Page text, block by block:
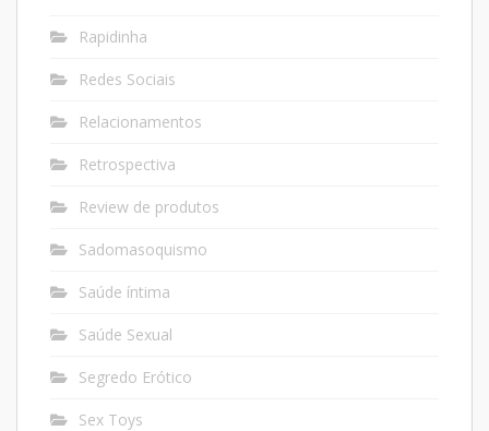
Rapidinha
Redes Sociais
Relacionamentos
Retrospectiva
Review de produtos
Sadomasoquismo
Saúde íntima
Saúde Sexual
Segredo Erótico
Sex Toys